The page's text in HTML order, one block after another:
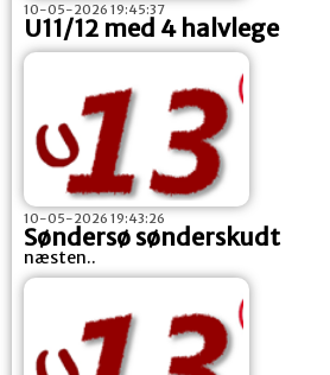
10-05-2026 19:45:37
U11/12 med 4 halvlege
10-05-2026 19:43:26
Søndersø sønderskudt
næsten..